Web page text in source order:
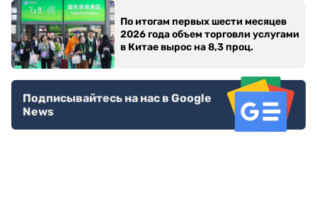
По итогам первых шести месяцев
2026 года объем торговли услугами
в Китае вырос на 8,3 проц.
Подписывайтесь на нас в Google
News